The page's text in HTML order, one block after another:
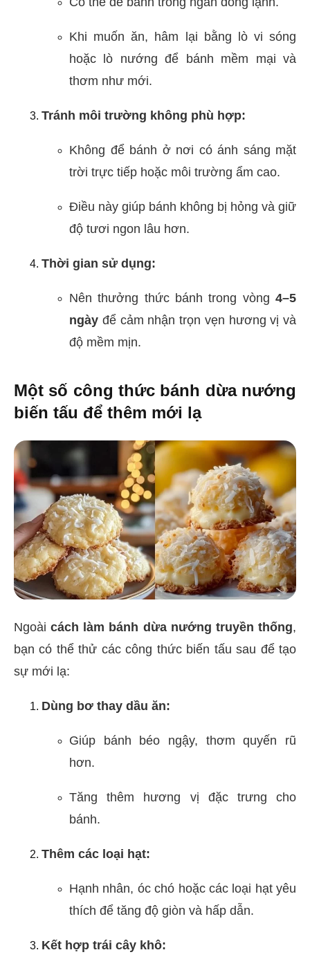
Khi muốn ăn, hâm lại bằng lò vi sóng
hoặc lò nướng để bánh mềm mại và
thơm như mới.
Tránh môi trường không phù hợp:
Không để bánh ở nơi có ánh sáng mặt
trời trực tiếp hoặc môi trường ẩm cao.
Điều này giúp bánh không bị hỏng và giữ
độ tươi ngon lâu hơn.
Thời gian sử dụng:
Nên thưởng thức bánh trong vòng 4–5
ngày để cảm nhận trọn vẹn hương vị và
độ mềm mịn.
Một số công thức bánh dừa nướng
biến tấu để thêm mới lạ
Ngoàicách làm bánh dừa nướng truyền thống,
bạn có thể thử các công thức biến tấu sau để tạo
sự mới lạ:
Dùng bơ thay dầu ăn:
Giúp bánh béo ngậy, thơm quyến rũ
hơn.
Tăng thêm hương vị đặc trưng cho
bánh.
Thêm các loại hạt:
Hạnh nhân, óc chó hoặc các loại hạt yêu
thích để tăng độ giòn và hấp dẫn.
Kết hợp trái cây khô: